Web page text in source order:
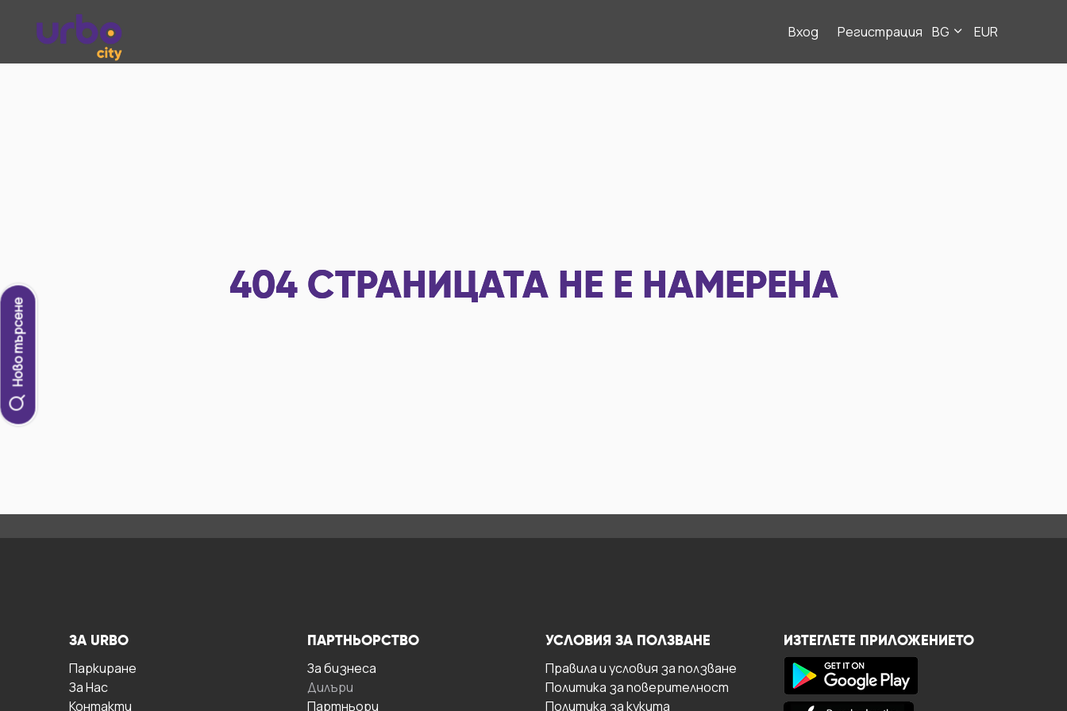
Вход Регистрация BG EUR
Ново търсене
404 СТРАНИЦАТА НЕ Е НАМЕРЕНА
ЗА URBO
Паркиране
За Hас
Контакти
ПАРТНЬОРСТВО
За бизнесa
Дилъри
Партньори
УСЛОВИЯ ЗА ПОЛЗВАНЕ
Правила и условия за ползване
Политика за поверителност
Политика за кукита
ИЗТЕГЛЕТЕ ПРИЛОЖЕНИЕТО